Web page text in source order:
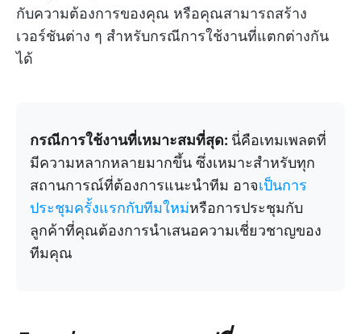
กับความต้องการของคุณ หรือคุณสามารถสร้าง
เวอร์ชันต่าง ๆ สำหรับกรณีการใช้งานที่แตกต่างกัน
ได้
กรณีการใช้งานที่เหมาะสมที่สุด: นี่คือเทมเพลตที่
มีความหลากหลายมากขึ้น ซึ่งเหมาะสำหรับทุก
สถานการณ์ที่ต้องการแนะนำทีม อาจเป็นการ
ประชุมครั้งแรกกับทีมใหม่หรือการประชุมกับ
ลูกค้าที่คุณต้องการนำเสนอความเชี่ยวชาญของ
ทีมคุณ